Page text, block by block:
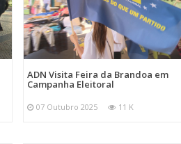
ADN Visita Feira da Brandoa em
Campanha Eleitoral
07 Outubro 2025 11 K